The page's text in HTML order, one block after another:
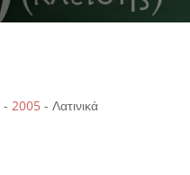
- 2005- Λατινικά